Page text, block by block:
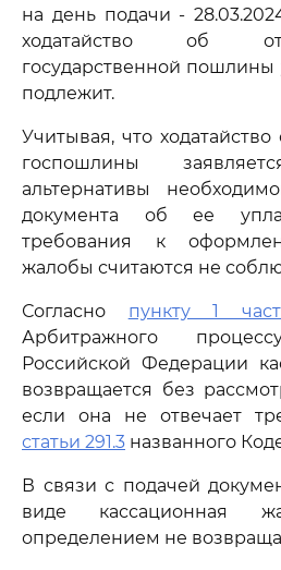
на день подачи -
ходатайство об
государственной
подлежит.
Учитывая, что
госпошлины
альтернативы
документа об ее
требования к
жалобы считаются не
Согласно пункту 1
Арбитражного
Российской Федерации
возвращается без
если она не отвечает
статьи 291.3 названного
В связи с подачей
виде кассационная
определением не